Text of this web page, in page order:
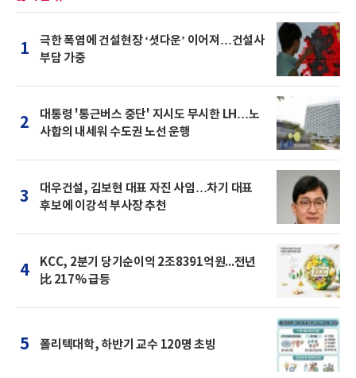
1
극한 폭염에 건설현장 ‘셧다운’ 이어져…건설사
부담 가중
2
대통령 '통근버스 중단' 지시도 무시한 LH…노
사합의 내세워 수도권 노선 운행
3
대우건설, 김보현 대표 자진 사임…차기 대표
후보에 이강석 부사장 추천
4
KCC, 2분기 당기순이익 2조8391억원...전년
比 217% 급등
5 폴리텍대학, 하반기 교수 120명 초빙